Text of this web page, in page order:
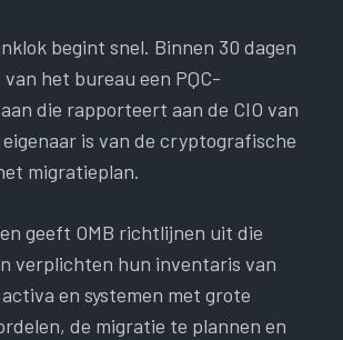
begint snel. Binnen 30 dagen
het bureau een PQC-
die rapporteert aan de CIO van
is van de cryptografische
migratieplan.
geeft OMB richtlijnen uit die
verplichten hun inventaris van
en systemen met grote
de migratie te plannen en